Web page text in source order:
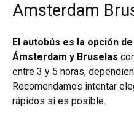
Amsterdam
El autobús es la opción
Ámsterdam y Bruselas
entre 3 y 5 horas,
Recomendamos intentar
rápidos si es posible.